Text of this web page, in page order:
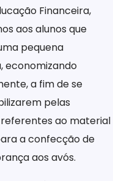
Financeira,
aos alunos que
pequena
economizando
a fim de se
pelas
ao material
a confecção de
aos avós.